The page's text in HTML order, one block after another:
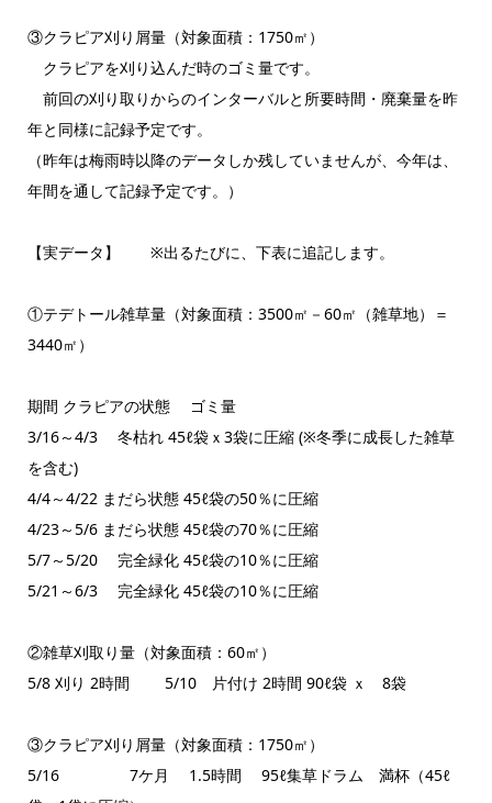
③クラピア刈り屑量（対象面積：1750㎡）
クラピアを刈り込んだ時のゴミ量です。
前回の刈り取りからのインターバルと所要時間・廃棄量を昨
年と同様に記録予定です。
（昨年は梅雨時以降のデータしか残していませんが、今年は、
年間を通して記録予定です。）
【実データ】 ※出るたびに、下表に追記します。
①テデトール雑草量（対象面積：3500㎡－60㎡（雑草地）＝
3440㎡）
期間 クラピアの状態 ゴミ量
3/16～4/3 冬枯れ 45ℓ袋ｘ3袋に圧縮 (※冬季に成長した雑草
を含む)
4/4～4/22 まだら状態 45ℓ袋の50％に圧縮
4/23～5/6 まだら状態 45ℓ袋の70％に圧縮
5/7～5/20 完全緑化 45ℓ袋の10％に圧縮
5/21～6/3 完全緑化 45ℓ袋の10％に圧縮
②雑草刈取り量（対象面積：60㎡）
5/8 刈り 2時間 5/10 片付け 2時間 90ℓ袋 ｘ 8袋
③クラピア刈り屑量（対象面積：1750㎡）
5/16 7ケ月 1.5時間 95ℓ集草ドラム 満杯（45ℓ